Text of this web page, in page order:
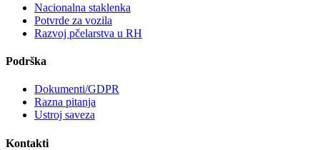
Nacionalna staklenka
Potvrde za vozila
Razvoj pčelarstva u RH
Podrška
Dokumenti/GDPR
Razna pitanja
Ustroj saveza
Kontakti